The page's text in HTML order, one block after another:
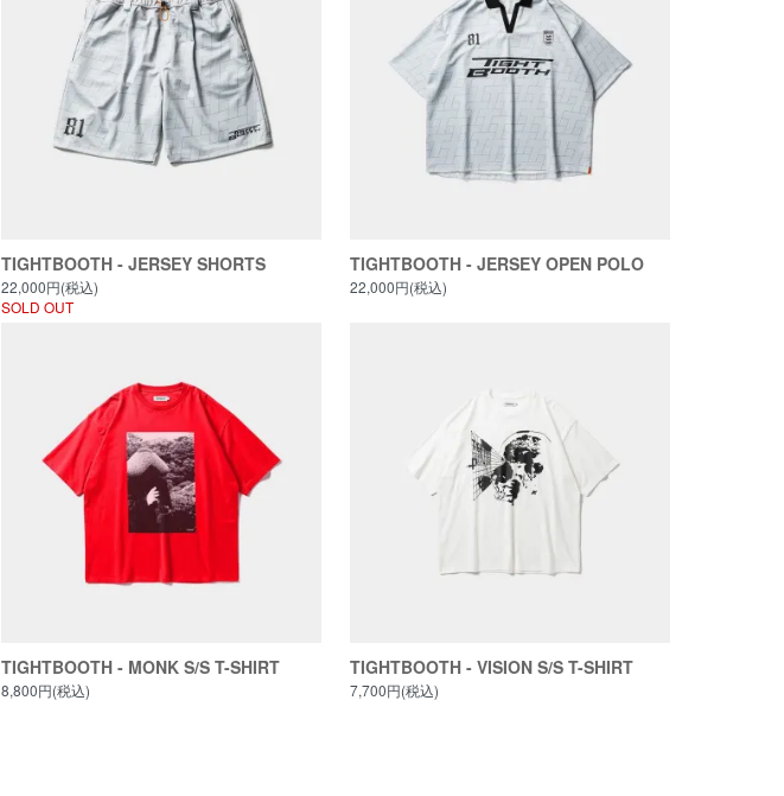
TIGHTBOOTH - JERSEY SHORTS
22,000円(税込)
SOLD OUT
TIGHTBOOTH - JERSEY OPEN POLO
22,000円(税込)
TIGHTBOOTH - MONK S/S T-SHIRT
8,800円(税込)
TIGHTBOOTH - VISION S/S T-SHIRT
7,700円(税込)